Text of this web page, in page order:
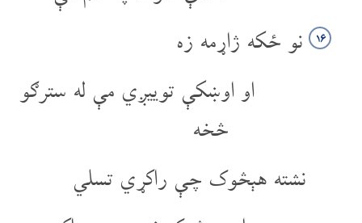
۱۶ نو ځکه ژاړمه زه
او اوښکې توییږي مې له سترګو
څخه
نشته هېڅوک چې راکړي تسلي